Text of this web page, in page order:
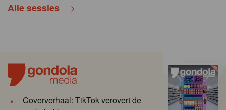
Alle sessies
Coververhaal: TikTok verovert de